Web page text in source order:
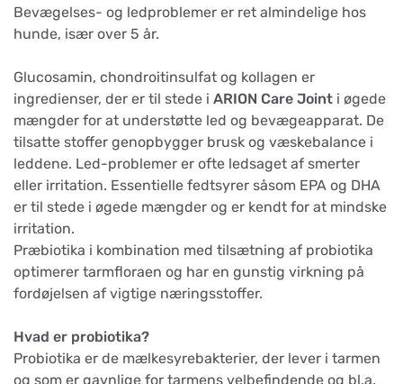
Bevægelses- og ledproblemer er ret almindelige hos
hunde, især over 5 år.
Glucosamin, chondroitinsulfat og kollagen er
ingredienser, der er til stede i ARION Care Joint i øgede
mængder for at understøtte led og bevægeapparat. De
tilsatte stoffer genopbygger brusk og væskebalance i
leddene. Led-problemer er ofte ledsaget af smerter
eller irritation. Essentielle fedtsyrer såsom EPA og DHA
er til stede i øgede mængder og er kendt for at mindske
irritation.
Præbiotika i kombination med tilsætning af probiotika
optimerer tarmfloraen og har en gunstig virkning på
fordøjelsen af vigtige næringsstoffer.
Hvad er probiotika?
Probiotika er de mælkesyrebakterier, der lever i tarmen
og som er gavnlige for tarmens velbefindende og bl.a.